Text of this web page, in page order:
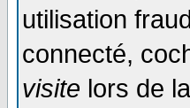
utilisation
connecté,
visite lors de